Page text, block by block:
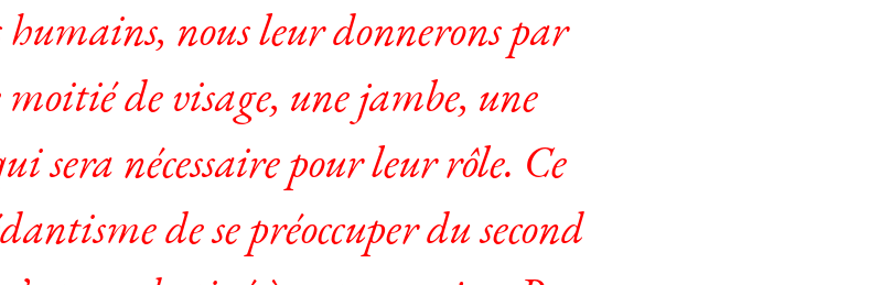
humains, nous leur donnerons par
de visage, une jambe, une
sera nécessaire pour leur rôle. Ce
de se préoccuper du second